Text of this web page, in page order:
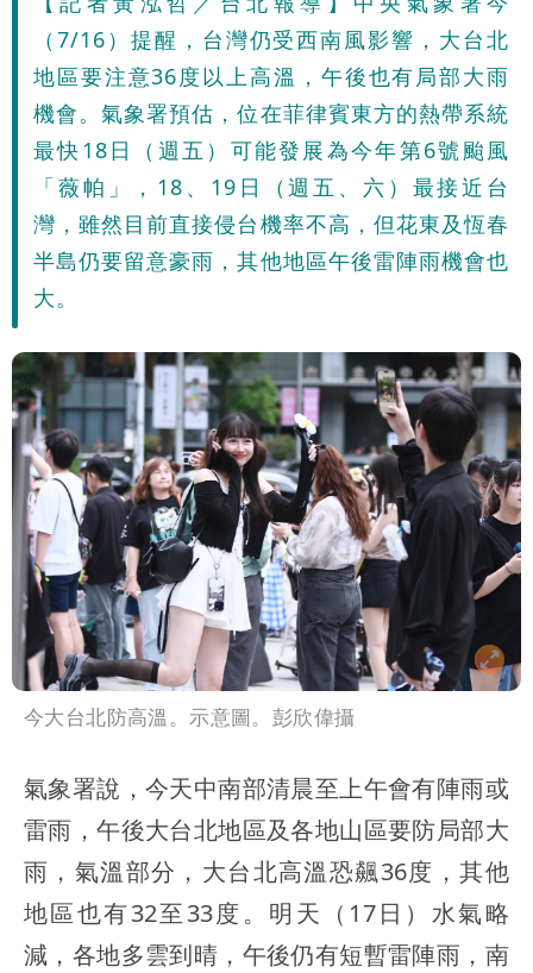
（7/16）提醒，台灣仍受西南風影響，大台北
地區要注意36度以上高溫，午後也有局部大雨
機會。氣象署預估，位在菲律賓東方的熱帶系統
最快18日（週五）可能發展為今年第6號颱風
「薇帕」，18、19日（週五、六）最接近台
灣，雖然目前直接侵台機率不高，但花東及恆春
半島仍要留意豪雨，其他地區午後雷陣雨機會也
大。
今大台北防高溫。示意圖。彭欣偉攝
氣象署說，今天中南部清晨至上午會有陣雨或
雷雨，午後大台北地區及各地山區要防局部大
雨，氣溫部分，大台北高溫恐飆36度，其他
地區也有32至33度。明天（17日）水氣略
減，各地多雲到晴，午後仍有短暫雷陣雨，南